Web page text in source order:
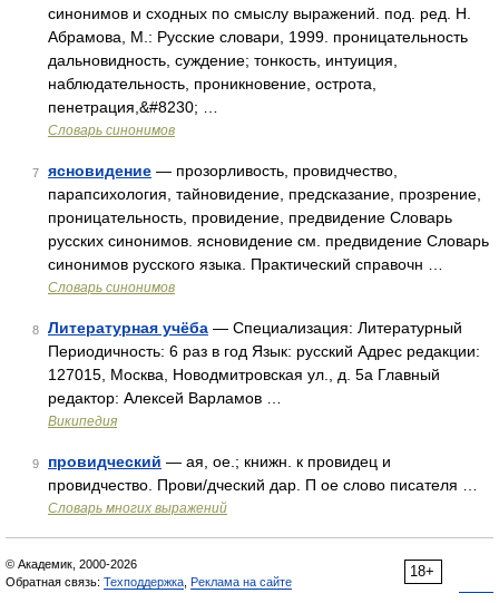
синонимов и сходных по смыслу выражений. под. ред. Н.
Абрамова, М.: Русские словари, 1999. проницательность
дальновидность, суждение; тонкость, интуиция,
наблюдательность, проникновение, острота,
пенетрация,&#8230; …
Словарь синонимов
7 ясновидение — прозорливость, провидчество,
парапсихология, тайновидение, предсказание, прозрение,
проницательность, провидение, предвидение Словарь
русских синонимов. ясновидение см. предвидение Словарь
синонимов русского языка. Практический справочн …
Словарь синонимов
8 Литературная учёба — Специализация: Литературный
Периодичность: 6 раз в год Язык: русский Адрес редакции:
127015, Москва, Новодмитровская ул., д. 5а Главный
редактор: Алексей Варламов …
Википедия
9 провидческий — ая, ое.; книжн. к провидец и
провидчество. Прови/дческий дар. П ое слово писателя …
Словарь многих выражений
18+
© Академик, 2000-2026
Обратная связь: Техподдержка Реклама на сайте